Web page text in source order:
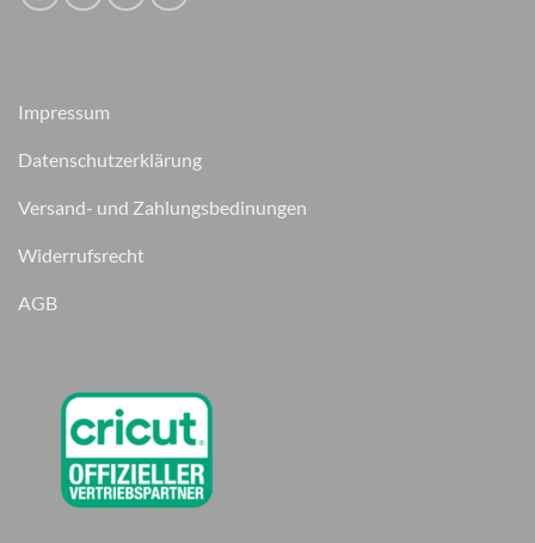
Impressum
Datenschutzerklärung
Versand- und Zahlungsbedinungen
Widerrufsrecht
AGB